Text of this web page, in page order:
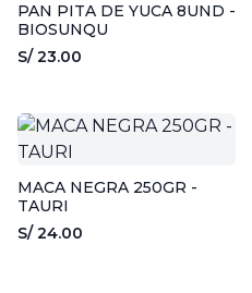
PAN PITA DE YUCA 8UND -
BIOSUNQU
S/ 23.00
MACA NEGRA 250GR -
TAURI
S/ 24.00